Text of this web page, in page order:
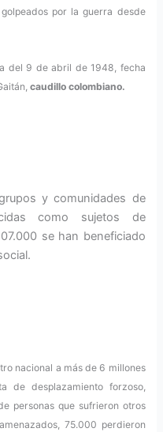
por la guerra desde
del 9 de abril de 1948, fecha
caudillo colombiano.
y comunidades de
como sujetos de
se han beneficiado
nacional a más de 6 millones
de desplazamiento forzoso,
personas que sufrieron otros
75.000 perdieron